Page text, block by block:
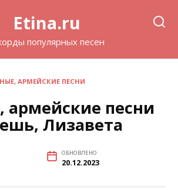
Etina.ru
популярных песен
АРМЕЙСКИЕ ПЕСНИ
армейские песни
Лизавета
ОБНОВЛЕНО
20.12.2023